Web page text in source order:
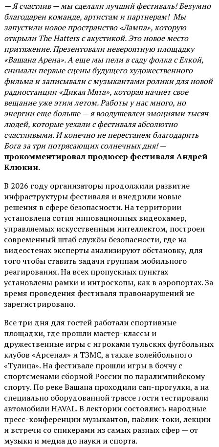
— Я счастлив — мы сделали лучший фестиваль! Безумно
благодарен команде, артистам и партнерам! Мы
запустили новое пространство «Лампа», которую
открыли The Hatters с акустикой. Это новое место
притяжение. Презентовали невероятную площадку
«Вашана Арена». А еще мы пели в саду фолка с Елкой,
снимали первые сцены будущего художественного
фильма и записывали с музыкантами ролики для новой
радиостанции «Дикая Мята», которая начнет свое
вещание уже этим летом. Работы у нас много, но
энергии еще больше — я воодушевлен эмоциями тысяч
людей, которые уехали с фестиваля абсолютно
счастливыми. И конечно не перестанем благодарить
Бога за три потрясающих солнечных дня!—
прокомментировал продюсер фестиваля Андрей
Клюкин.
В 2026 году организаторы продолжили развитие
инфраструктуры фестиваля и внедрили новые
решения в сфере безопасности. На территории
установлена сотня инновационных видеокамер,
управляемых искусственным интеллектом, построен
современный штаб службы безопасности, где на
видеостенах эксперты анализируют обстановку, для
того чтобы ставить задачи группам мобильного
реагирования. На всех пропускных пунктах
установлены рамки и интроскопы, как в аэропортах. За
время проведения фестиваля правонарушений не
зарегистрировано.
Все три дня для гостей работали спортивные
площадки, где прошли мастер-классы и
дружественные игры с игроками тульских футбольных
клубов «Арсенал» и ТЗМС, а также волейбольного
«Тулица». На фестивале прошли игры в боччу с
спортсменами сборной России по паралимпийскому
спорту. По реке Вашана проходили сап-прогулки, а на
специально оборудованной трассе гости тестировали
автомобили HAVAL. В лектории состоялись народные
пресс-конференции музыкантов, паблик-токи, лекции
и встречи со спикерами из самых разных сфер — от
музыки и медиа до науки и спорта.